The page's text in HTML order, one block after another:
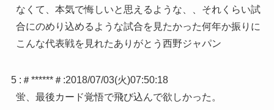
なくて、本気で悔しいと思えるような、、それくらい試
合にのめり込めるような試合を見たかった何年か振りに
こんな代表戦を見れたありがとう西野ジャパン
5 : ＃******＃ :2018/07/03(火)07:50:18
蛍、最後カード覚悟で飛び込んで欲しかった。